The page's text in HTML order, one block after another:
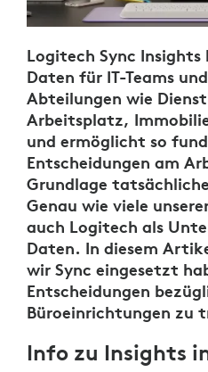
Logitech Sync
Daten für IT-Teams
Abteilungen wie
Arbeitsplatz,
und ermöglicht so
Entscheidungen am
Grundlage
Genau wie viele
auch Logitech als
Daten. In diesem
wir Sync eingesetzt
Entscheidungen
Büroeinrichtungen zu
Info zu Insights